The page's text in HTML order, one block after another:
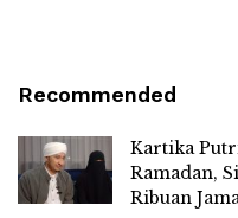
Recommended
Kartika
Ramadan,
Ribuan